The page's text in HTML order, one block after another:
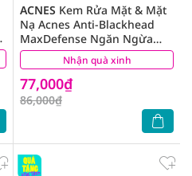
Nhận quà xinh
ACNES Kem Rửa Mặt & Mặt
Nạ Acnes Anti-Blackhead
MaxDefense Ngăn Ngừa
Mụn Đầu Đen 100g
77,000₫
86,000₫
(3)